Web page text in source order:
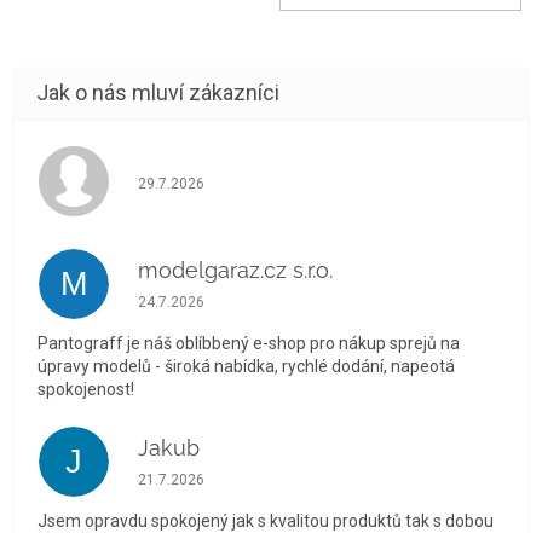
Hodnocení obchodu je 5 z 5 hvězdiček.
29.7.2026
M modelgaraz.cz s.r.o.
Hodnocení obchodu je 5 z 5 hvězdiček.
24.7.2026
Pantograff je náš oblíbbený e-shop pro nákup sprejů na
úpravy modelů - široká nabídka, rychlé dodání, napeotá
spokojenost!
J Jakub
Hodnocení obchodu je 5 z 5 hvězdiček.
21.7.2026
Jsem opravdu spokojený jak s kvalitou produktů tak s dobou